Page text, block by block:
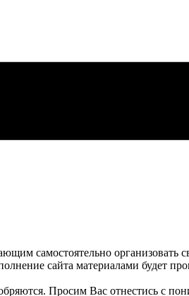
самостоятельно организовать
сайта материалами будет
Просим Вас отнестись с